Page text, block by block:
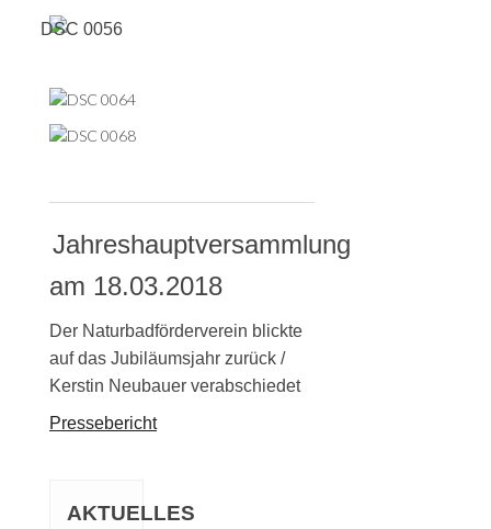
Jahreshauptversammlung
am 18.03.2018
Der Naturbadförderverein blickte
auf das Jubiläumsjahr zurück /
Kerstin Neubauer verabschiedet
Pressebericht
AKTUELLES